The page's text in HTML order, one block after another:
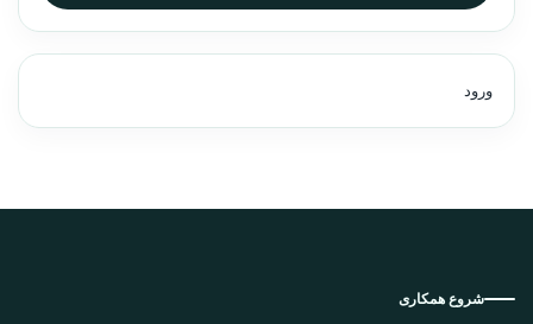
ورود
شروع همکاری